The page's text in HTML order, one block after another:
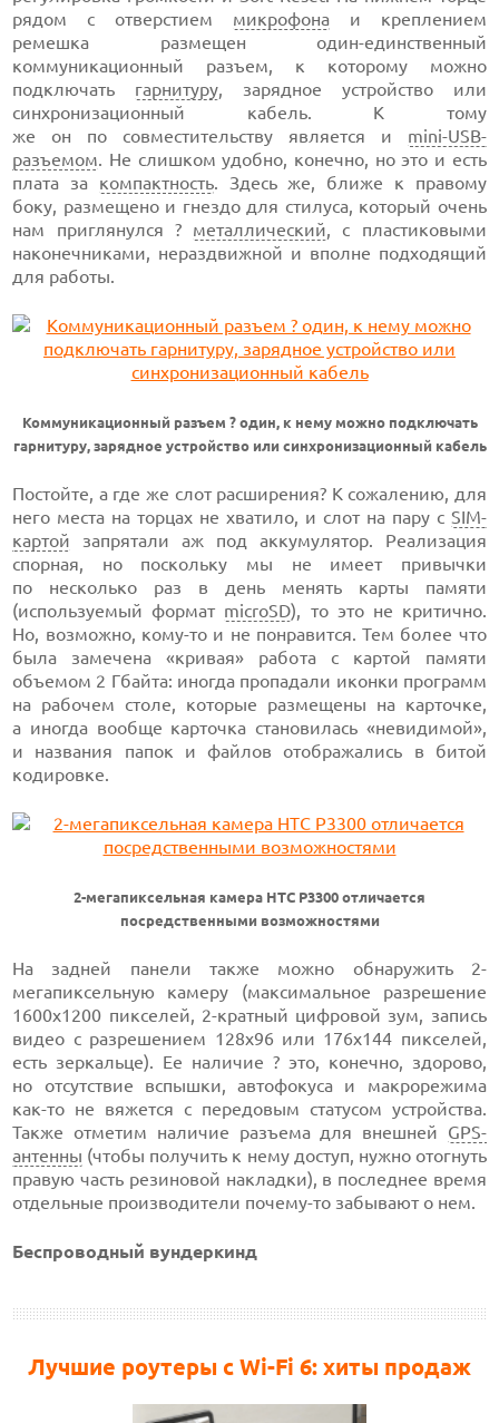
рядом с отверстием микрофонаи креплением
ремешка размещен один-единственный
коммуникационный разъем, к которому можно
подключать гарнитуру, зарядное устройство или
синхронизационный кабель. К тому
же он по совместительству является и mini-USB-
разъемом. Не слишком удобно, конечно, но это и есть
плата за компактность. Здесь же, ближе к правому
боку, размещено и гнездо для стилуса, который очень
нам приглянулся ? металлический, с пластиковыми
наконечниками, нераздвижной и вполне подходящий
для работы.
Коммуникационный разъем ? один, к нему можно подключать
гарнитуру, зарядное устройство или синхронизационный кабель
Постойте, а где же слот расширения? К сожалению, для
него места на торцах не хватило, и слот на пару с SIM-
картой запрятали аж под аккумулятор. Реализация
спорная, но поскольку мы не имеет привычки
по несколько раз в день менять карты памяти
(используемый формат microSD), то это не критично.
Но, возможно, кому-то и не понравится. Тем более что
была замечена «кривая» работа с картой памяти
объемом 2 Гбайта: иногда пропадали иконки программ
на рабочем столе, которые размещены на карточке,
а иногда вообще карточка становилась «невидимой»,
и названия папок и файлов отображались в битой
кодировке.
2-мегапиксельная камера HTC P3300 отличается
посредственными возможностями
На задней панели также можно обнаружить 2-
мегапиксельную камеру (максимальное разрешение
1600x1200 пикселей, 2-кратный цифровой зум, запись
видео с разрешением 128x96 или 176x144 пикселей,
есть зеркальце). Ее наличие ? это, конечно, здорово,
но отсутствие вспышки, автофокуса и макрорежима
как-то не вяжется с передовым статусом устройства.
Также отметим наличие разъема для внешней GPS-
антенны (чтобы получить к нему доступ, нужно отогнуть
правую часть резиновой накладки), в последнее время
отдельные производители почему-то забывают о нем.
Беспроводный вундеркинд
Лучшие роутеры с Wi-Fi 6: хиты продаж